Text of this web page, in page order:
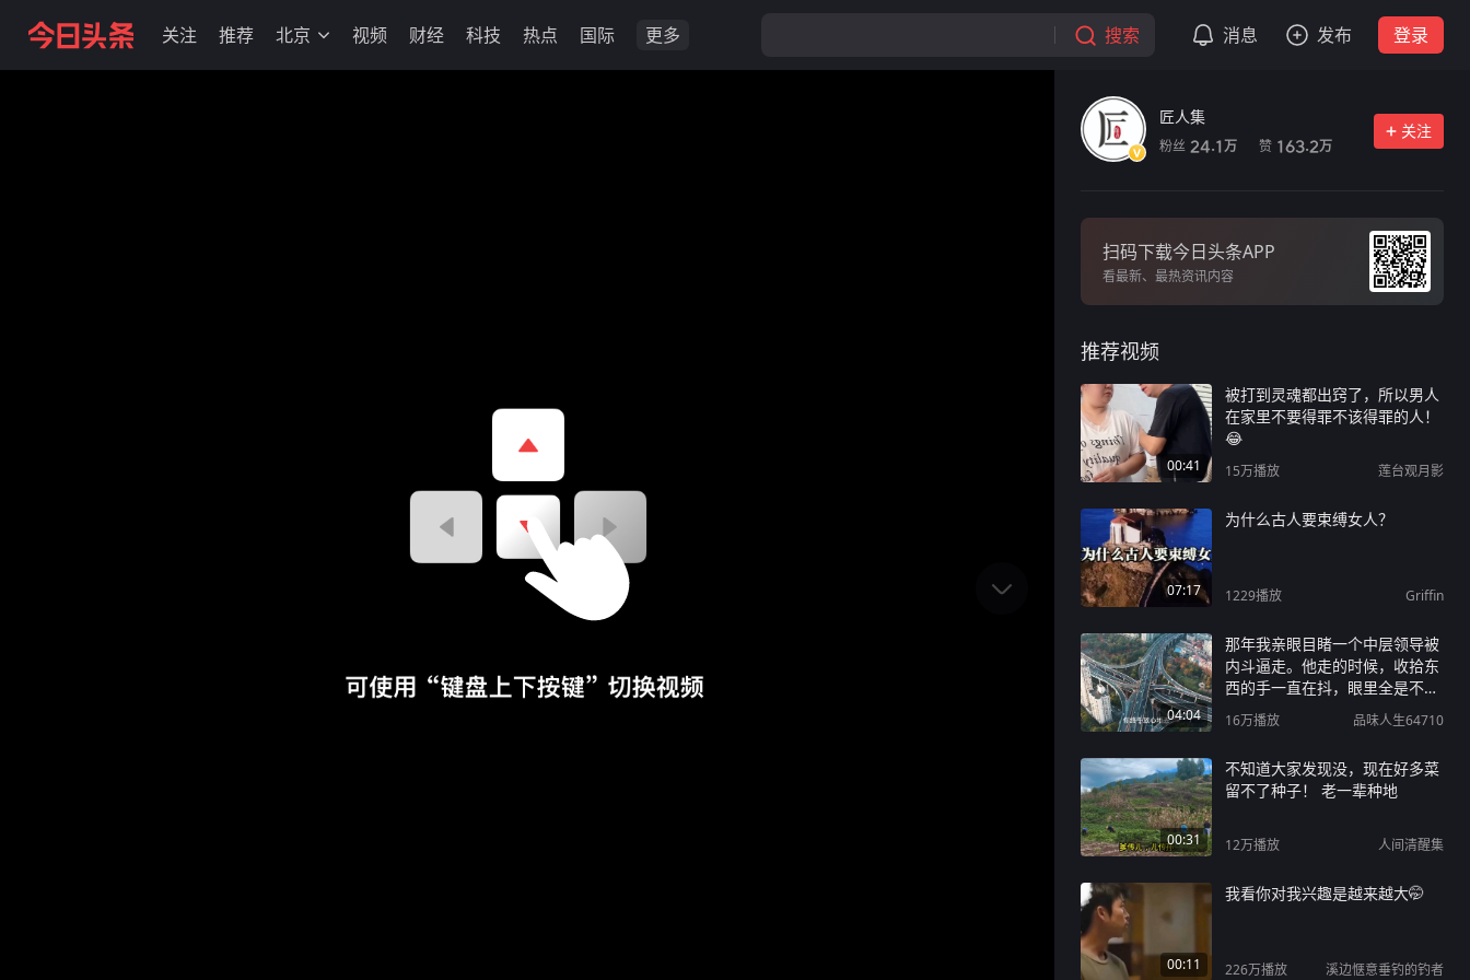
关注 推荐 北京 视频 财经 科技 热点 国际 更多 搜索 消息 发布 登录
匠人集
粉丝 24.1万 赞 163.2万
关注
扫码下载今日头条APP
看最新、最热资讯内容
推荐视频
00:41
被打到灵魂都出窍了，所以男人
在家里不要得罪不该得罪的人！
😂
15万播放 莲台观月影
07:17
为什么古人要束缚女人？
1229播放 Griffin
04:04
那年我亲眼目睹一个中层领导被
内斗逼走。他走的时候，收拾东
西的手一直在抖，眼里全是不
甘，但更多的是迷茫，干了好几
年，说扔就扔了，连个像样的理
的老前辈吃饭，酒过三巡说起这
事。他夹了粒花生米，慢悠悠地
问题出在哪儿吗？出了力，没揣
#职场干货 #个人成长
16万播放 品味人生64710
00:31
不知道大家发现没，现在好多菜
留不了种子！ 老一辈种地
12万播放 人间清醒集
00:11
我看你对我兴趣是越来越大🤭
226万播放 溪边惬意垂钓的钓者